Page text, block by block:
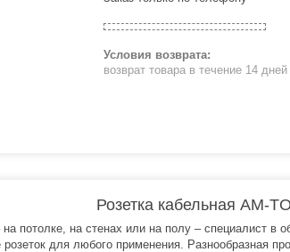
возврат товара в течение 14 дней
Розетка кабельная AM-
потолке, на стенах или на полу – специалист в
для любого применения. Разнообразная